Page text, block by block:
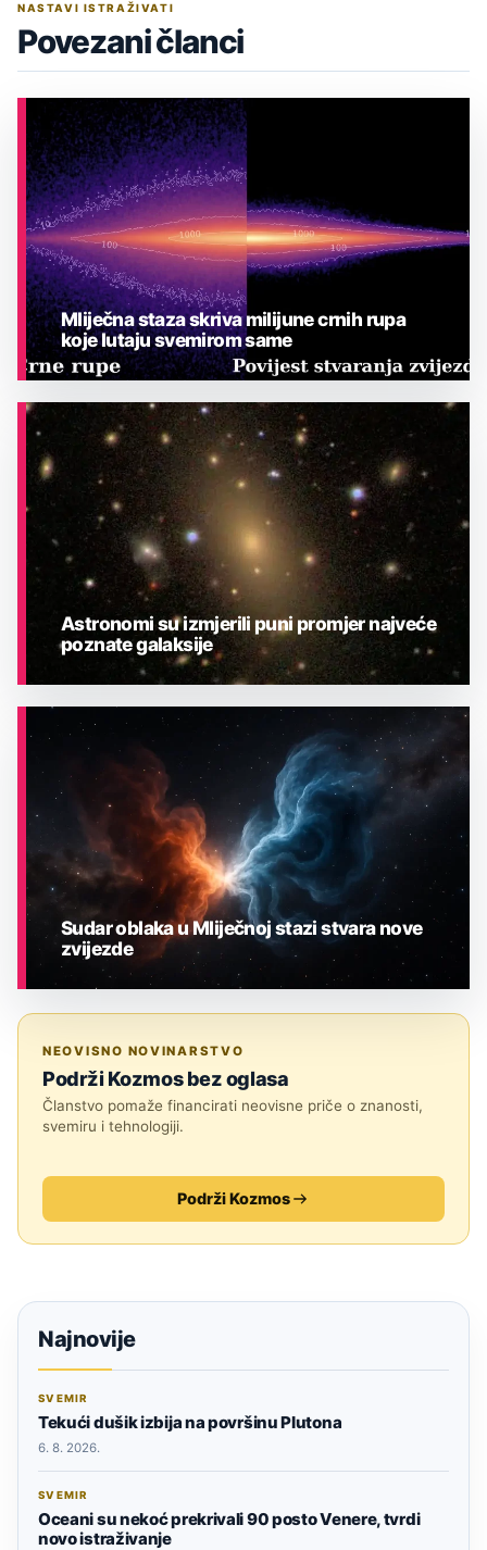
NASTAVI ISTRAŽIVATI
Povezani članci
ASTRONOMIJA
Mliječna staza skriva milijune crnih rupa
koje lutaju svemirom same
ASTRONOMIJA
Astronomi su izmjerili puni promjer najveće
poznate galaksije
Sudar oblaka u Mliječnoj stazi stvara nove
zvijezde
NEOVISNO NOVINARSTVO
Podrži Kozmos bez oglasa
Članstvo pomaže financirati neovisne priče o znanosti,
svemiru i tehnologiji.
Podrži Kozmos
Najnovije
SVEMIR
Tekući dušik izbija na površinu Plutona
6. 8. 2026.
SVEMIR
Oceani su nekoć prekrivali 90 posto Venere, tvrdi
novo istraživanje